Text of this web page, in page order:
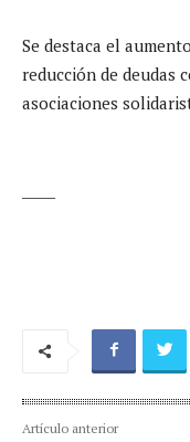
Se destaca el
reducción de deudas
asociaciones
Artículo anterior